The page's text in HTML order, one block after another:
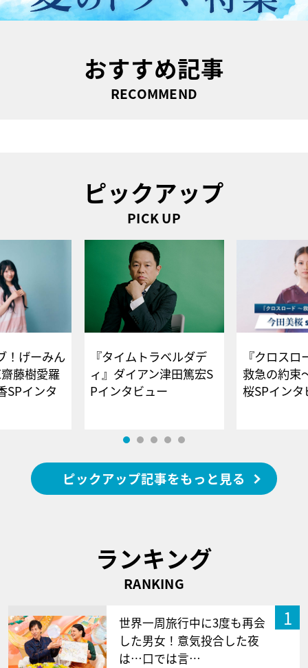
おすすめ記事
RECOMMEND
ピックアップ
PICK UP
！げーみん
藤樹愛羅
SPインタ
『タイムトラベルダデ
ィ』ダイアン津田篤宏S
Pインタビュー
『クロス
救急の約束
桜SPイ
ピックアップ記事をもっと見る
ランキング
RANKING
1
世界一周旅行中に3度も再会
した男女！意気投合した夜
は…口では言…